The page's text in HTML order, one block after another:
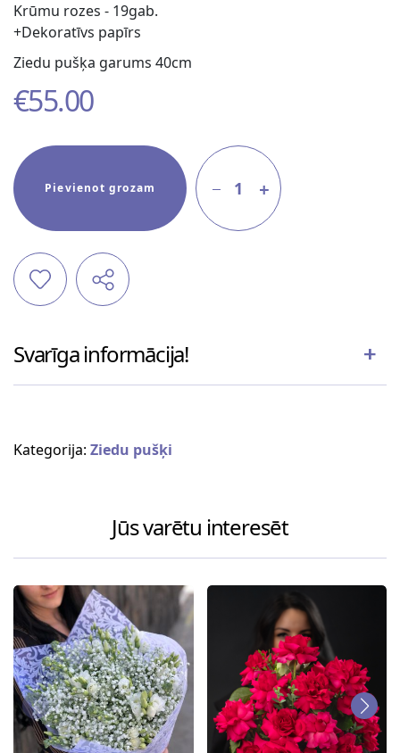
Krūmu rozes - 19gab.
+Dekoratīvs papīrs
Ziedu pušķa garums 40cm
€55.00
Pievienot grozam 1
Svarīga informācija!
Kategorija: Ziedu pušķi
Jūs varētu interesēt